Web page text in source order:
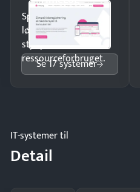
Spar tid på
lønberegning og få
styr på
ressourceforbruget.
Se 17 systemer
IT-systemer til
Detail